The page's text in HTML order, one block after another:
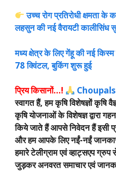
उच्च रोग प्रतिरोधी क्षमता के
लहसुन की नई वैरायटी कालीसिंध
मध्य क्षेत्र के लिए गेंहू की नई
78 क्विंटल, बुकिंग शुरू हुई
प्रिय किसानों…!
स्वागत हैं, हम कृषि विशेषज्ञों कृषि
कृषि योजनाओं के विशेषज्ञ द्वारा
किये जाते हैं आपसे निवेदन हैं इसी
और हम आपके लिए नईं-नईं
हमारे टेलीग्राम एवं व्हाट्सएप
जुड़कर अनवरत समाचार एवं